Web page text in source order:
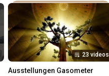
23 videos
Ausstellungen Gasometer